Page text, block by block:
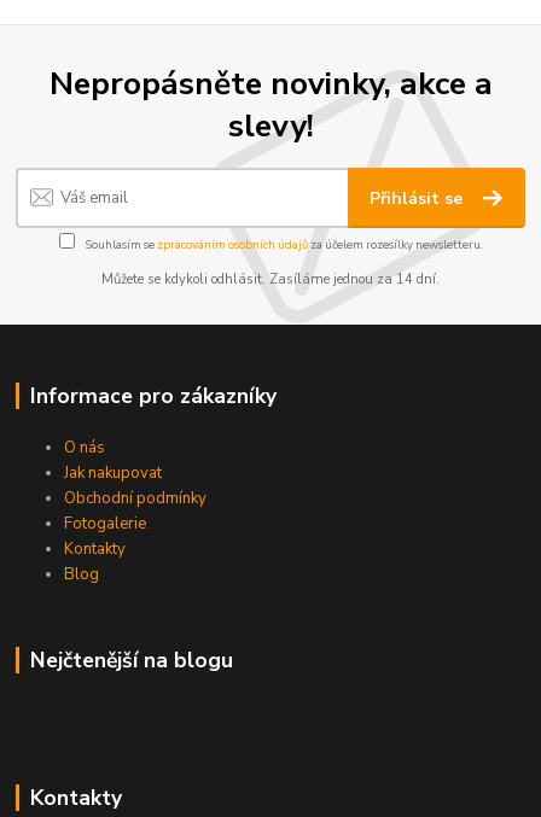
Nepropásněte novinky, akce a
slevy!
Přihlásit se
Souhlasím se zpracováním osobních údajůza účelem rozesílky newsletteru.
Můžete se kdykoli odhlásit. Zasíláme jednou za 14 dní.
Informace pro zákazníky
O nás
Jak nakupovat
Obchodní podmínky
Fotogalerie
Kontakty
Blog
Nejčtenější na blogu
Kontakty